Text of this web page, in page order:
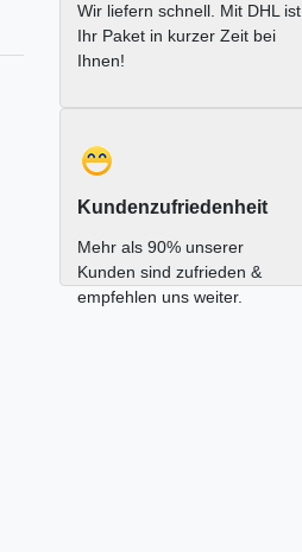
Wir liefern schnell. Mit DHL ist
Ihr Paket in kurzer Zeit bei
Ihnen!
Kundenzufriedenheit
Mehr als 90% unserer
Kunden sind zufrieden &
empfehlen uns weiter.